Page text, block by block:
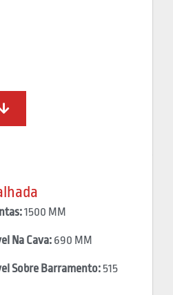
1500 MM
Na Cava: 690 MM
Sobre Barramento: 515